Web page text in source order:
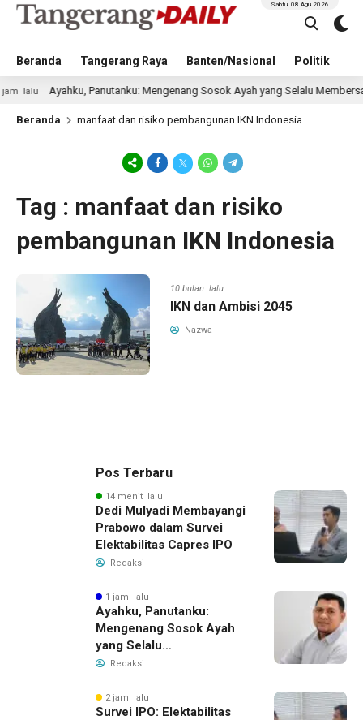
Beranda Tangerang Raya Banten/Nasional Politik
Sabtu, 08 Agu 2026
Ayahku, Panutanku: Mengenang Sosok Ayah yang Selalu
Beranda manfaat dan risiko pembangunan IKN Indonesia
Tag : manfaat dan risiko
pembangunan IKN Indonesia
10 bulan lalu
IKN dan Ambisi 2045
Nazwa
Pos Terbaru
14 menit lalu
Dedi Mulyadi Membayangi
Prabowo dalam Survei
Elektabilitas Capres IPO
Redaksi
1 jam lalu
Ayahku, Panutanku:
Mengenang Sosok Ayah
yang Selalu
Membersamaiku
Redaksi
2 jam lalu
Survei IPO: Elektabilitas